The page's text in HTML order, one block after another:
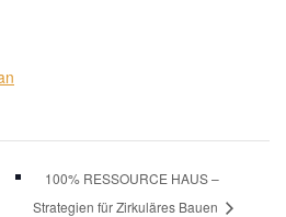
100% RESSOURCE HAUS –
Strategien für Zirkuläres Bauen